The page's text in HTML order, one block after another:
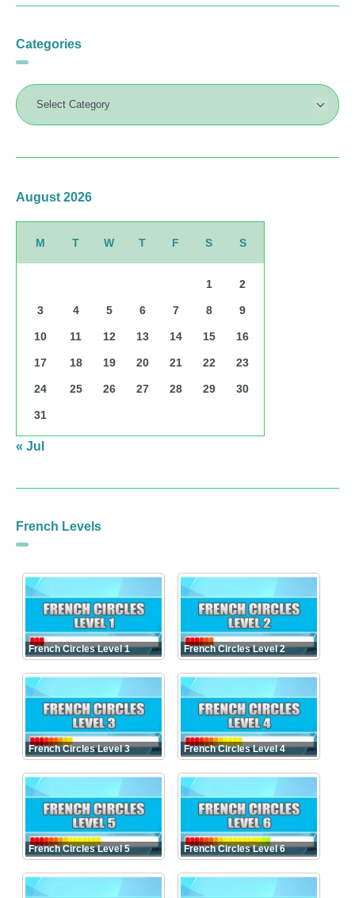
Categories
August 2026
M T W T F S S
1 2
3 4 5 6 7 8 9
10 11 12 13 14 15 16
17 18 19 20 21 22 23
24 25 26 27 28 29 30
31
« Jul
French Levels
French Circles Level 1 French Circles Level 2
French Circles Level 3 French Circles Level 4
French Circles Level 5 French Circles Level 6